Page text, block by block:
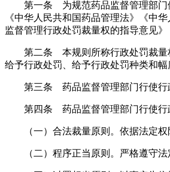
第一条 为规范药品监督管理部门
《中华人民共和国药品管理法》《中
监督管理行政处罚裁量权的指导意见
第二条 本规则所称行政处罚裁量
给予行政处罚、给予行政处罚种类和幅
第三条 药品监督管理部门行使行
第四条 药品监督管理部门行使行
（一）合法裁量原则。依据法定
（二）程序正当原则。严格遵守